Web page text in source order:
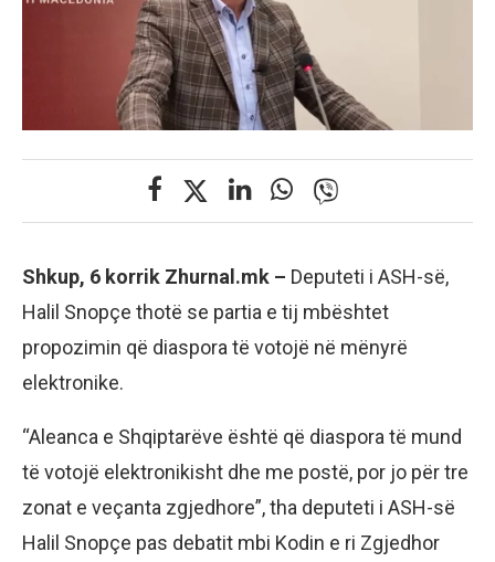
Shkup, 6 korrik Zhurnal.mk – Deputeti i ASH-së,
Halil Snopçe thotë se partia e tij mbështet
propozimin që diaspora të votojë në mënyrë
elektronike.
“Aleanca e Shqiptarëve është që diaspora të mund
të votojë elektronikisht dhe me postë, por jo për tre
zonat e veçanta zgjedhore”, tha deputeti i ASH-së
Halil Snopçe pas debatit mbi Kodin e ri Zgjedhor